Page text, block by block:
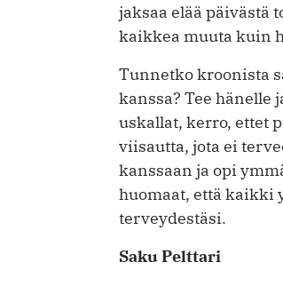
jaksaa elää päivästä
kaikkea muuta kuin
Tunnetko kroonista
kanssa? Tee hänelle
uskallat, kerro, ettet
viisautta, jota ei
kanssaan ja opi
huomaat, että kaikki
terveydestäsi.
Sa­ku Pelt­tari